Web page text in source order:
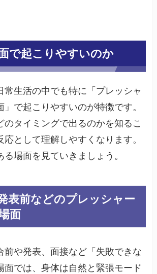
で起こりやすいのか
常生活の中でも特に「プレッシャ
」で起こりやすいのが特徴です。
のタイミングで出るのかを知るこ
応として理解しやすくなります。
る場面を見ていきましょう。
表前などのプレッシャー
面
前や発表、面接など「失敗できな
面では、身体は自然と緊張モード